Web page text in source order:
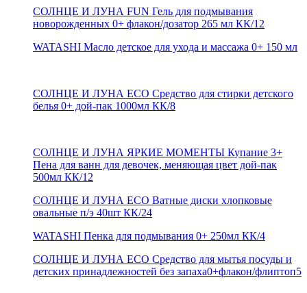
СОЛНЦЕ И ЛУНА FUN Гель для подмывания
новорожденных 0+ флакон/дозатор 265 мл КК/12
WATASHI Масло детское для ухода и массажа 0+ 150 мл
СОЛНЦЕ И ЛУНА ECO Средство для стирки детского
белья 0+ дой-пак 1000мл КК/8
СОЛНЦЕ И ЛУНА ЯРКИЕ МОМЕНТЫ Купание 3+
Пена для ванн для девочек, меняющая цвет дой-пак
500мл КК/12
СОЛНЦЕ И ЛУНА ECO Ватные диски хлопковые
овальные п/э 40шт КК/24
WATASHI Пенка для подмывания 0+ 250мл КК/4
СОЛНЦЕ И ЛУНА ECO Средство для мытья посуды и
детских принадлежностей без запаха0+флакон/флиптоп5